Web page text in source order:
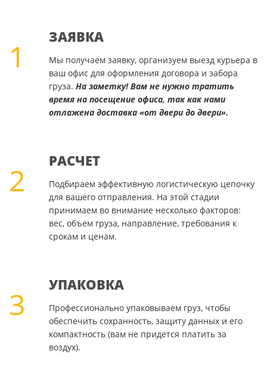
1
ЗАЯВКА
Мы получаем заявку, организуем выезд курьера в
ваш офис для оформления договора и забора
груза. На заметку! Вам не нужно тратить
время на посещение офиса, так как нами
отлажена доставка «от двери до двери».
2
РАСЧЕТ
Подбираем эффективную логистическую цепочку
для вашего отправления. На этой стадии
принимаем во внимание несколько факторов:
вес, объем груза, направление, требования к
срокам и ценам.
3
УПАКОВКА
Профессионально упаковываем груз, чтобы
обеспечить сохранность, защиту данных и его
компактность (вам не придется платить за
воздух).